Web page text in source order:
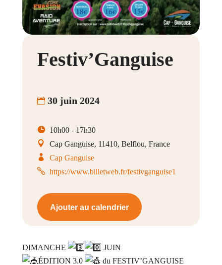
Festiv’Ganguise
30 juin 2024
10h00 - 17h30
Cap Ganguise, 11410, Belflou, France
Cap Ganguise
https://www.billetweb.fr/festivganguise1
Ajouter au calendrier
DIMANCHE
JUIN
ÉDITION 3.0
du FESTIV’GANGUISE